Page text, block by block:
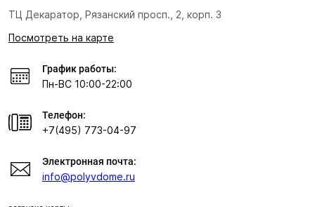
ТЦ Декаратор, Рязанский просп., 2, корп. 3
Посмотреть на карте
График работы:
Пн-ВС 10:00-22:00
Телефон:
+7(495) 773-04-97
Электронная почта:
info@polyvdome.ru